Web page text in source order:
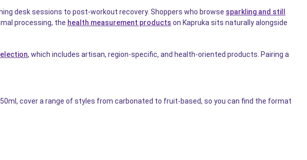
desk sessions to post-workout recovery. Shoppers who browse sparkling and still
processing, the health measurement products on Kapruka sits naturally alongside
, which includes artisan, region-specific, and health-oriented products. Pairing a
cover a range of styles from carbonated to fruit-based, so you can find the format